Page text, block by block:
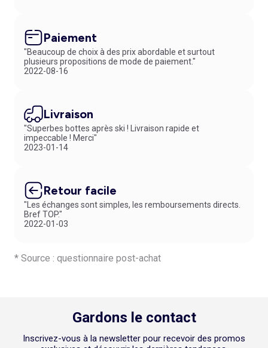
Paiement
"Beaucoup de choix à des prix abordable et surtout
plusieurs propositions de mode de paiement."
2022-08-16
Livraison
"Superbes bottes après ski ! Livraison rapide et
impeccable ! Merci"
2023-01-14
Retour facile
"Les échanges sont simples, les remboursements directs.
Bref TOP."
2022-01-03
* Source : questionnaire post-achat
Gardons le contact
Inscrivez-vous à la newsletter pour recevoir des promos